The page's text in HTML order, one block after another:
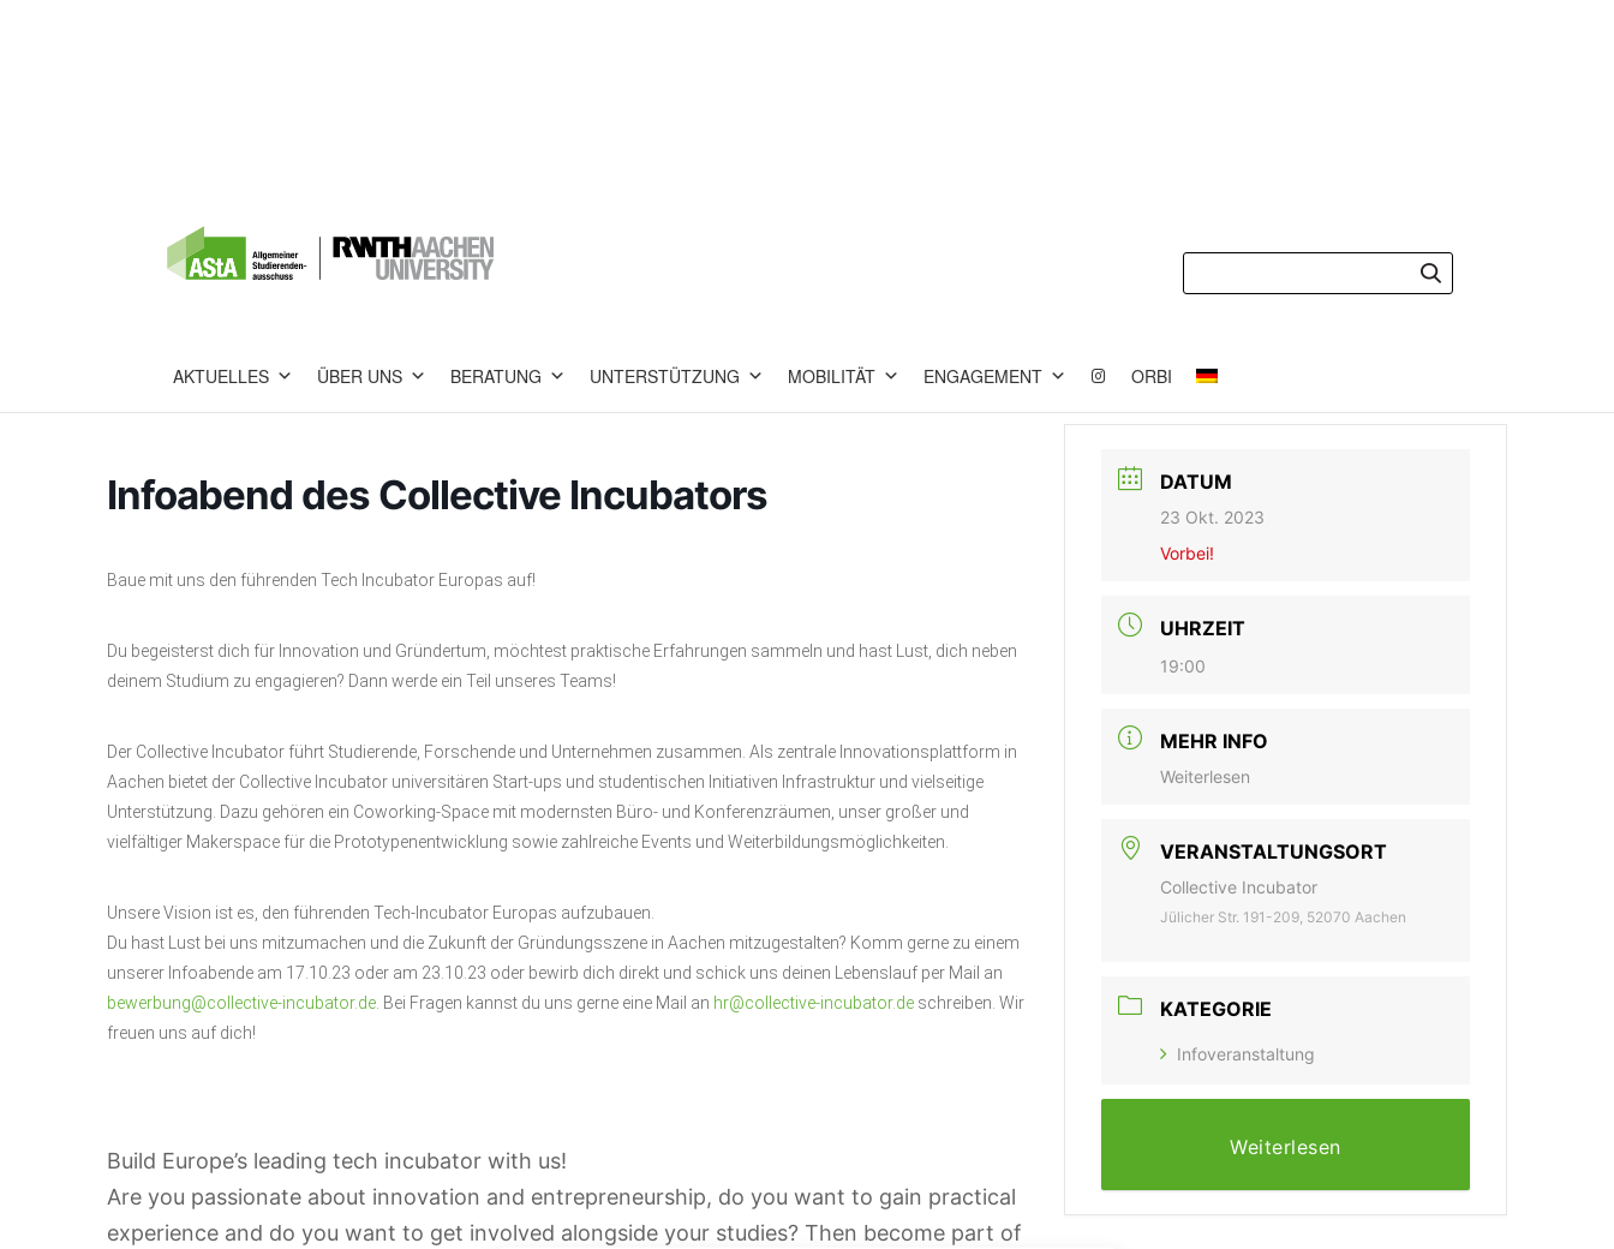
AKTUELLES ÜBER UNS BERATUNG UNTERSTÜTZUNG MOBILITÄT ENGAGEMENT ORBI
Infoabend des Collective Incubators
Baue mit uns den führenden Tech Incubator Europas auf!
Du begeisterst dich für Innovation und Gründertum, möchtest praktische Erfahrungen sammeln und hast Lust, dich neben
deinem Studium zu engagieren? Dann werde ein Teil unseres Teams!
Der Collective Incubator führt Studierende, Forschende und Unternehmen zusammen. Als zentrale Innovationsplattform in
Aachen bietet der Collective Incubator universitären Start-ups und studentischen Initiativen Infrastruktur und vielseitige
Unterstützung. Dazu gehören ein Coworking-Space mit modernsten Büro- und Konferenzräumen, unser großer und
vielfältiger Makerspace für die Prototypenentwicklung sowie zahlreiche Events und Weiterbildungsmöglichkeiten.
Unsere Vision ist es, den führenden Tech-Incubator Europas aufzubauen.
Du hast Lust bei uns mitzumachen und die Zukunft der Gründungsszene in Aachen mitzugestalten? Komm gerne zu einem
unserer Infoabende am 17.10.23 oder am 23.10.23 oder bewirb dich direkt und schick uns deinen Lebenslauf per Mail an
bewerbung@collective-incubator.de . Bei Fragen kannst du uns gerne eine Mail an hr@collective-incubator.de schreiben. Wir
freuen uns auf dich!
Build Europe’s leading tech incubator with us!
Are you passionate about innovation and entrepreneurship, do you want to gain practical
experience and do you want to get involved alongside your studies? Then become part of
DATUM
23 Okt. 2023
Vorbei!
UHRZEIT
19:00
MEHR INFO
Weiterlesen
VERANSTALTUNGSORT
Collective Incubator
Jülicher Str. 191-209, 52070 Aachen
KATEGORIE
Infoveranstaltung
Weiterlesen